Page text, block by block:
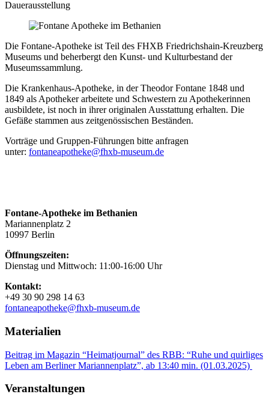
Dauerausstellung
Die Fontane-Apotheke ist Teil des FHXB Friedrichshain-Kreuzberg
Museums und beherbergt den Kunst- und Kulturbestand der
Museumssammlung.
Die Krankenhaus-Apotheke, in der Theodor Fontane 1848 und
1849 als Apotheker arbeitete und Schwestern zu Apothekerinnen
ausbildete, ist noch in ihrer originalen Ausstattung erhalten. Die
Gefäße stammen aus zeitgenössischen Beständen.
Vorträge und Gruppen-Führungen bitte anfragen
unter: fontaneapotheke@fhxb-museum.de
Fontane-Apotheke im Bethanien
Mariannenplatz 2
10997 Berlin
Öffnungszeiten:
Dienstag und Mittwoch: 11:00-16:00 Uhr
Kontakt:
+49 30 90 298 14 63
fontaneapotheke@fhxb-museum.de
Materialien
Beitrag im Magazin “Heimatjournal” des RBB: “Ruhe und quirliges
Leben am Berliner Mariannenplatz”, ab 13:40 min. (01.03.2025)
Veranstaltungen